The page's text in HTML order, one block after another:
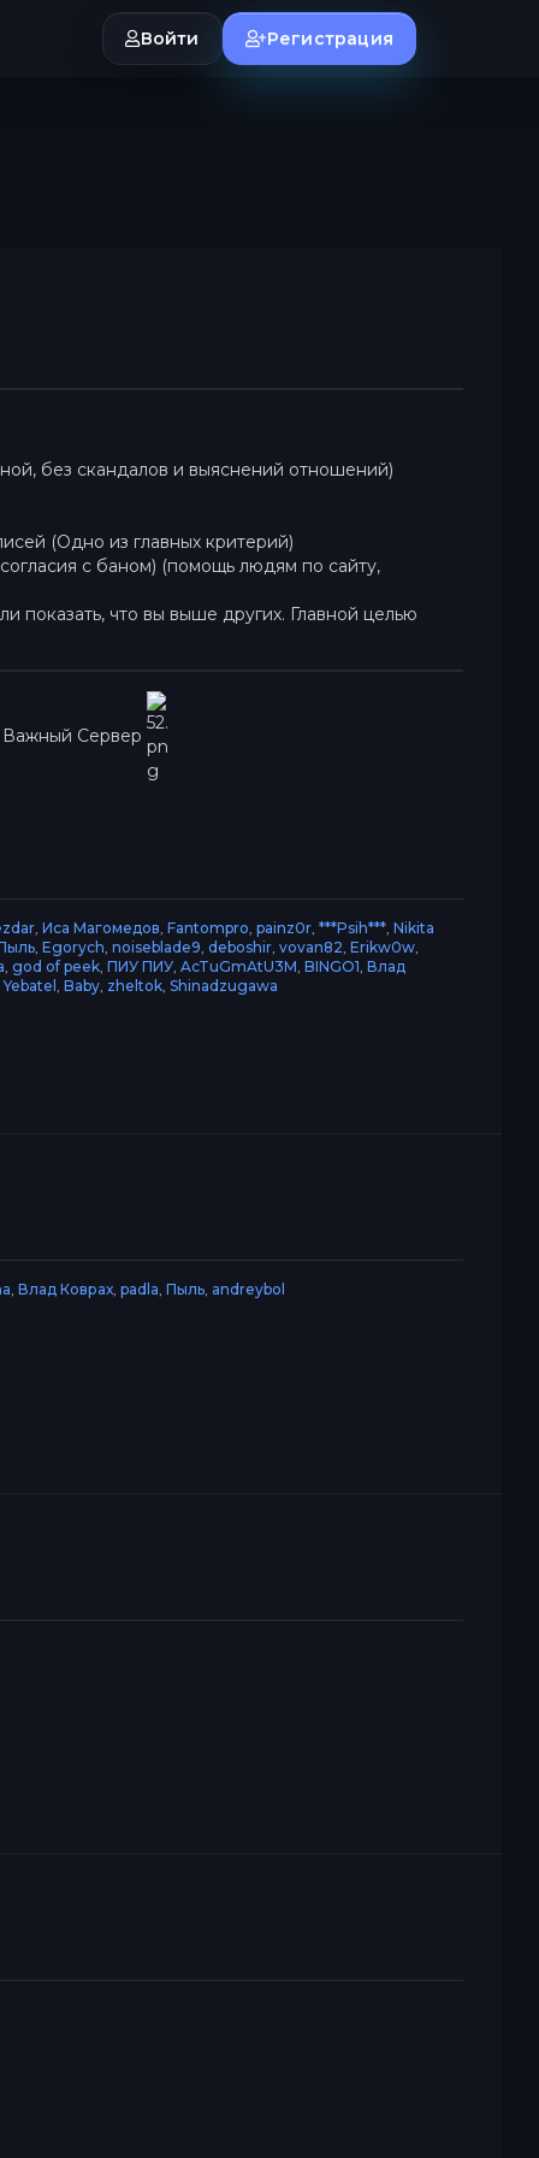
Войти Регистрация
без скандалов и выяснений отношений)
(Одно из главных критерий)
с баном) (помощь людям по сайту,
что вы выше других. Главной целью
Важный Сервер
,Иса Магомедов,Fantompro,painz0r,***Psih***,Nikita
,Egorych,noiseblade9,deboshir,vovan82,Erikw0w,
,god of peek,ПИУ ПИУ,AcTuGmAtU3M,BINGO1,Влад
Yebatel,Baby, zheltok,Shinadzugawa
,Влад Коврах,padla,Пыль, andreybol